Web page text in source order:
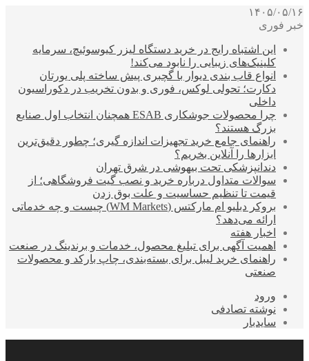
۱۴۰۵/۰۵/۱۶
خبر فوری
این اشتباه رایج در خرید دستگاه لیزر کیوسوئیچ، سرمایه
کلینیک‌های زیبایی را نابود می‌کند!
انواع قاب بندی دیوار با گچبری پیش ساخته پلی یورتان
دکارت؛ تحولی لوکس، فوری و بدون تخریب در دکوراسیون
داخلی
چرا محصولات جوشکاری ESAB همچنان انتخاب اول صنایع
بزرگ هستند؟
راهنمای جامع خرید تجهیزات اندازه گیری؛ چطور دقیق‌ترین
ابزارها را آنلاین بخریم؟
دندانپزشکی تحت بیهوشی در شرق تهران
سوالات متداول درباره خرید و نصب گیت فروشگاهی؛ از
قیمت تا تنظیم حساسیت و علت بوق زدن
بروکر دبلیو ام مارکتس (WM Markets) چیست و چه خدماتی
ارائه می‌دهد؟
اخبار هفته
اهمیت آگهی برای تبلیغ محصول، خدمات و برندینگ در صنعت
راهنمای خرید لیبل برای بسته‌بندی، چاپ بارکد و محصولات
صنعتی
ورود
نوشته تصادفی
سایدبار